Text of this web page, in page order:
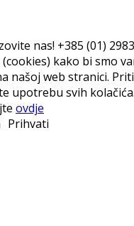
nas! +385 (01)
kako bi smo
našoj web stranici.
upotrebu svih
ovdje
Prihvati